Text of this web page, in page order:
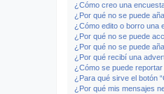
¿Cómo creo una
¿Por qué no se puede
¿Cómo edito o borro una
¿Por qué no se puede
¿Por qué no se puede
¿Por qué recibí una
¿Cómo se puede
¿Para qué sirve el botón
¿Por qué mis mensajes